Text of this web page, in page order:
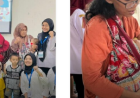
– Kabupaten Klaten
Deteksi Dini Kanker
Waisak, beberapa petugas
Sektor Bidang